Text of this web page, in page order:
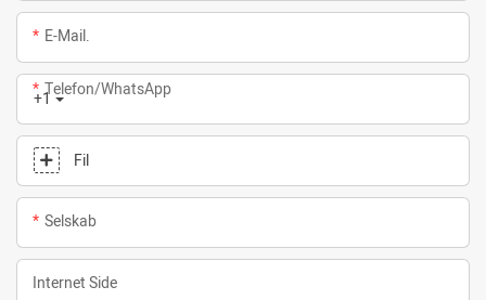
E-Mail.
+1Telefon/whatsApp
Fil
Selskab
Internet Side